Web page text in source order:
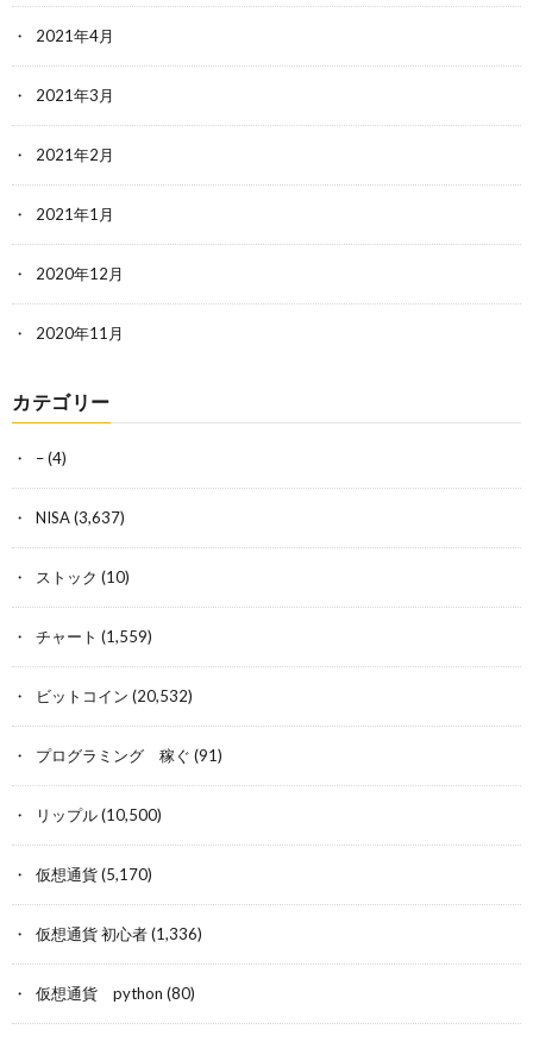
2021年4月
2021年3月
2021年2月
2021年1月
2020年12月
2020年11月
カテゴリー
–(4)
NISA(3,637)
ストック (10)
チャート (1,559)
ビットコイン (20,532)
プログラミング 稼ぐ (91)
リップル(10,500)
仮想通貨(5,170)
仮想通貨 初心者(1,336)
仮想通貨 python (80)